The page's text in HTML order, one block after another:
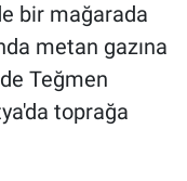
bir mağarada
metan gazına
Teğmen
toprağa